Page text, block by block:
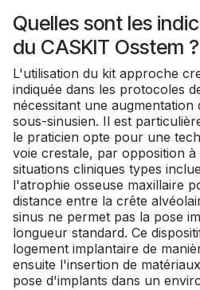
Quelles sont les
du CASKIT Osstem ?
L'utilisation du kit approche
indiquée dans les protocoles
nécessitant une
sous-sinusien. Il est
le praticien opte pour une
voie crestale, par opposition à
situations cliniques types
l'atrophie osseuse maxillaire
distance entre la crête
sinus ne permet pas la pose
longueur standard. Ce
logement implantaire de
ensuite l'insertion de
pose d'implants dans un